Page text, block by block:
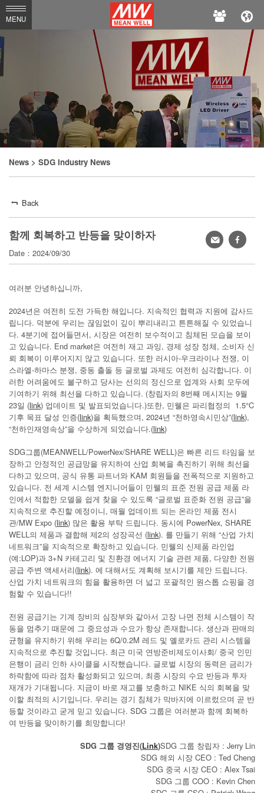
MEAN
WELL
MENU
News > SDG Industry News
Back
함께 회복하고 반등을 맞이하자
Date：2024/09/30
Share
여러분 안녕하십니까,
2024년은 여전히 도전 가득한 해입니다. 지속적인 협력과 지원에 감사드
립니다. 덕분에 우리는 끊임없이 깊이 뿌리내리고 튼튼해질 수 있었습니
다. 4분기에 접어들면서, 시장은 여전히 보수적이고 침체된 모습을 보이
고 있습니다. End market은 여전히 재고 과잉, 경제 성장 정체, 소비자 신
뢰 회복이 이루어지지 않고 있습니다. 또한 러시아-우크라이나 전쟁, 이
스라엘-하마스 분쟁, 중동 출돌 등 글로벌 과제도 여전히 심각합니다. 이
러한 어려움에도 불구하고 당사는 선의의 정신으로 업계와 사회 모두에
기여하기 위해 최선을 다하고 있습니다. (창립자의 8번째 메시지는 9월
23일 (link) 업데이트 및 발표되었습니다.)또한, 민웰은 파리협정의 1.5°C
기후 목표 달성 인증(link)을 획득했으며, 2024년 “천하영속시민상”(link),
“천하인재영속상”을 수상하게 되었습니다.(link)
SDG그룹(MEANWELL/PowerNex/SHARE WELL)은 빠른 리드 타임을 보
장하고 안정적인 공급망을 유지하여 산업 회복을 촉진하기 위해 최선을
다하고 있으며, 공식 유통 파트너와 KAM 회원들을 전폭적으로 지원하고
있습니다. 전 세계 시스템 엔지니어들이 민웰의 표준 전원 공급 제품 라
인에서 적합한 모델을 쉽게 찾을 수 있도록 “글로벌 표준화 전원 공급”을
지속적으로 추진할 예정이니, 매월 업데이트 되는 온라인 제품 전시
관/MW Expo (link) 많은 활용 부탁 드립니다. 동시에 PowerNex, SHARE
WELL의 제품과 결합해 제2의 성장곡선 (link). 를 만들기 위해 “산업 가치
네트워크”을 지속적으로 확장하고 있습니다. 민웰의 신제품 라인업
(예:LOP)과 3+N 카테고리 및 친환경 에너지 기술 관련 제품, 다양한 전원
공급 주변 액세서리(link). 에 대해서도 계획해 보시기를 제안 드립니다.
산업 가치 네트워크의 힘을 활용하면 더 넓고 포괄적인 원스톱 쇼핑을 경
험할 수 있습니다!!
전원 공급기는 기계 장비의 심장부와 같아서 고장 나면 전체 시스템이 작
동을 멈추기 때문에 그 중요성과 수요가 항상 존재합니다. 생산과 판매의
균형을 유지하기 위해 우리는 6Q/0.2M 레드 및 옐로카드 관리 시스템을
지속적으로 추진할 것입니다. 최근 미국 연방준비제도이사회/ 중국 인민
은행이 금리 인하 사이클을 시작했습니다. 글로벌 시장의 동력은 금리가
하락함에 따라 점차 활성화되고 있으며, 최종 시장의 수요 반등과 투자
재개가 기대됩니다. 지금이 바로 재고를 보충하고 NIKE 식의 회복을 맞
이할 최적의 시기입니다. 우리는 경기 침체가 막바지에 이르렀으며 곧 반
등할 것이라고 굳게 믿고 있습니다. SDG 그룹은 여러분과 함께 회복하
여 반등을 맞이하기를 희망합니다!
SDG 그룹 경영진(Link)SDG 그룹 창립자 : Jerry Lin
SDG 해외 시장 CEO : Ted Cheng
SDG 중국 시장 CEO : Alex Tsai
SDG 그룹 COO : Kevin Chen